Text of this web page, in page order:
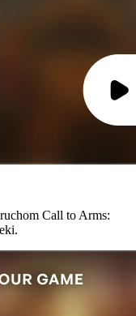
Call to Arms: